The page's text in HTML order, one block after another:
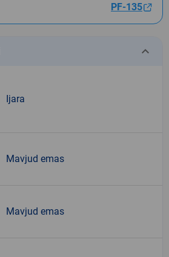
PF-135
keyboard_arrow_down
Ijara
Mavjud emas
Mavjud emas